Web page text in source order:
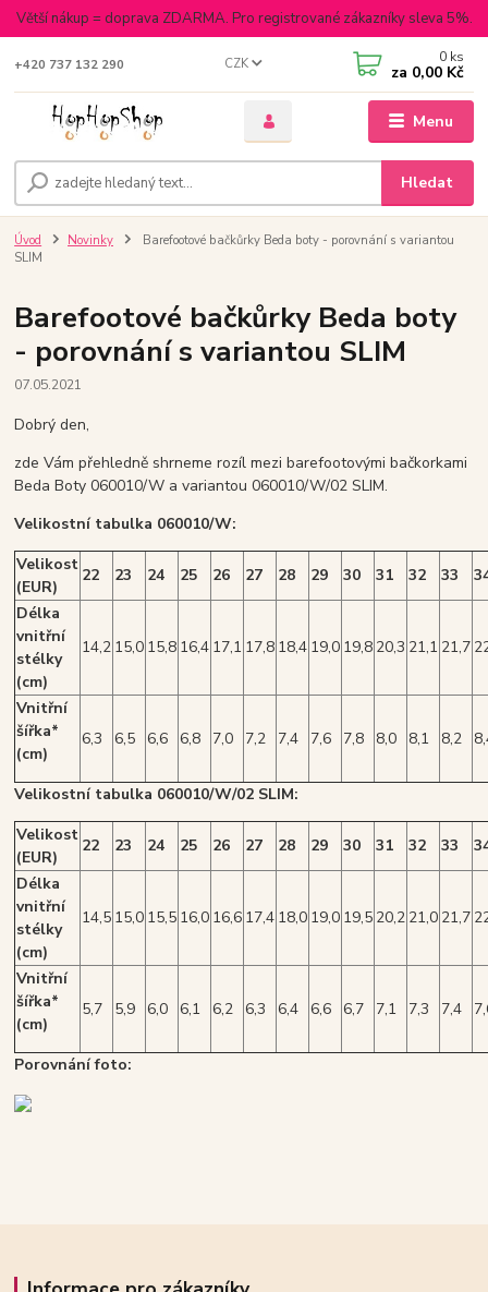
Větší nákup = doprava ZDARMA. Pro registrované zákazníky sleva 5%.
Menu
CZK
Hledat
+420 737 132 290 0 ks
za 0,00 Kč
Úvod Novinky
Barefootové bačkůrky Beda boty - porovnání s variantou
SLIM
Barefootové bačkůrky Beda boty
- porovnání s variantou SLIM
07.05.2021
Dobrý den,
zde Vám přehledně shrneme rozíl mezi barefootovými bačkorkami
Beda Boty 060010/W a variantou 060010/W/02 SLIM.
Velikostní tabulka 060010/W:
Velikost
(EUR)
22 23 24 25 26 27 28 29 30 31 32 33
Délka
vnitřní
stélky
(cm)
14,2 15,0 15,8 16,4 17,1 17,8 18,4 19,0 19,8 20,3 21,1 21,7
Vnitřní
šířka*
(cm)
6,3 6,5 6,6 6,8 7,0 7,2 7,4 7,6 7,8 8,0 8,1 8,2
Velikostní tabulka 060010/W/02 SLIM:
Velikost
(EUR)
22 23 24 25 26 27 28 29 30 31 32 33
Délka
vnitřní
stélky
(cm)
14,5 15,0 15,5 16,0 16,6 17,4 18,0 19,0 19,5 20,2 21,0 21,7
Vnitřní
šířka*
(cm)
5,7 5,9 6,0 6,1 6,2 6,3 6,4 6,6 6,7 7,1 7,3 7,4
Porovnání foto: